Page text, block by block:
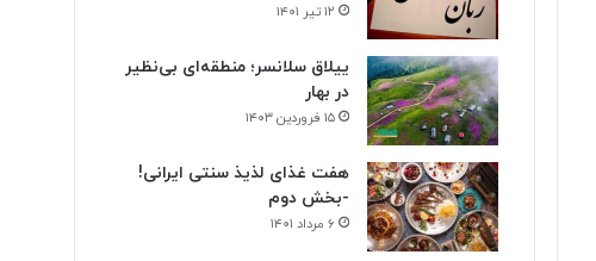
۱۲ تیر ۱۴۰۱
ییلاق سلانسر؛ منطقه‌ای بی‌نظیر
در بهار
۱۵ فروردین ۱۴۰۳
هفت غذای لذیذ سنتی ایرانی!
-بخش دوم
۶ مرداد ۱۴۰۱